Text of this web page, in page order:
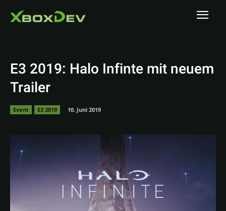
E3 2019: Halo Infinte mit neuem
Trailer
Event E3 2019 10. Juni 2019